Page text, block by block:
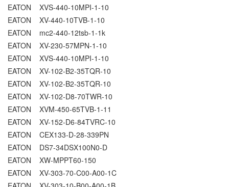
EATON XVS-440-10MPI-1-10
EATON XV-440-10TVB-1-10
EATON mc2-440-12tsb-1-1k
EATON XV-230-57MPN-1-10
EATON XVS-440-10MPI-1-10
EATON XV-102-B2-35TQR-10
EATON XV-102-B2-35TQR-10
EATON XV-102-D8-70TWR-10
EATON XVM-450-65TVB-1-11
EATON XV-152-D6-84TVRC-10
EATON CEX133-D-28-339PN
EATON DS7-34DSX100N0-D
EATON XW-MPPT60-150
EATON XV-303-70-C00-A00-1C